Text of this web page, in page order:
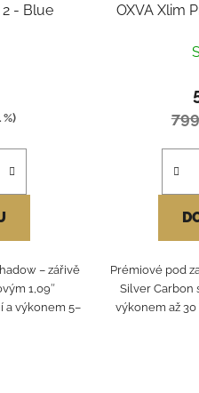
2 - Blue
%)
– zářivě
1,09″
a výkonem 5–
OXVA Xlim
Prémiové pod
Silver Carbon
výkonem až 30